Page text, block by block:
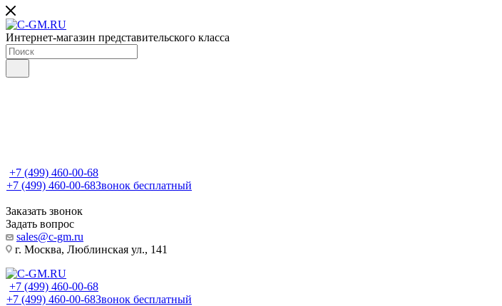
Интернет-магазин представительского класса
+7 (499) 460-00-68
+7 (499) 460-00-68Звонок бесплатный
Заказать звонок
Задать вопрос
sales@c-gm.ru
г. Москва, Люблинская ул., 141
+7 (499) 460-00-68
+7 (499) 460-00-68Звонок бесплатный